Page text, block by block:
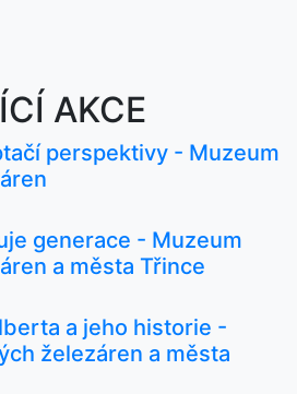
AKCE
perspektivy - Muzeum
generace - Muzeum
a města Třince
a jeho historie -
železáren a města